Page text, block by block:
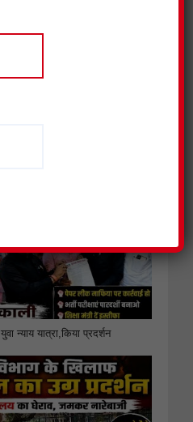
सुरक्षा आयोग गठित किए जाने की
न्याय यात्रा,किया प्रदर्शन